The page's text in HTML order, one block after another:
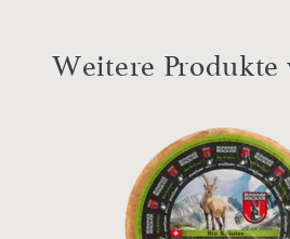
Weitere Produkte